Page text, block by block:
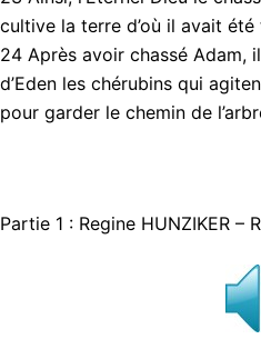
cultive la terre d’où il avait été
24 Après avoir chassé Adam,
d’Eden les chérubins qui
pour garder le chemin de
Partie 1 : Regine HUNZIKER –